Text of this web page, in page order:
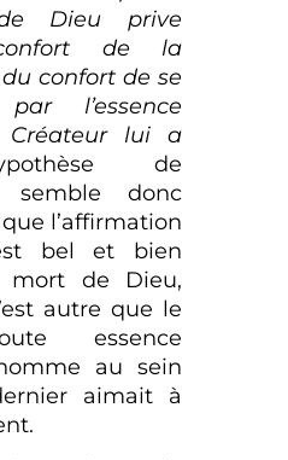
Dieu prive
de la
confort de se
l’essence
lui a
de
semble donc
l’affirmation
bel et bien
mort de Dieu,
autre que le
essence
au sein
aimait à